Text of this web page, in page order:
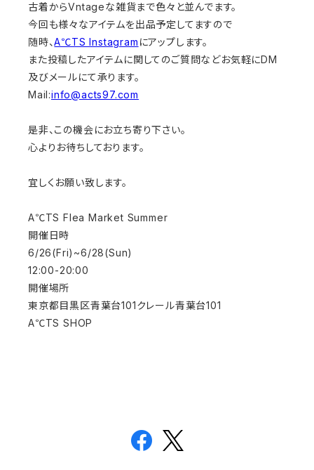
古着からVntageな雑貨まで色々と並んでます。
今回も様々なアイテムを出品予定してますので
随時、A℃TS Instagram にアップします。
また投稿したアイテムに関してのご質問などお気軽にDM
及びメールにて承ります。
Mail:info@acts97.com
是非、この機会にお立ち寄り下さい。
心よりお待ちしております。
宜しくお願い致します。
A℃TS Flea Market Summer
開催日時
6/26(Fri)~6/28(Sun)
12:00-20:00
開催場所
東京都目黒区青葉台101クレール青葉台101
A℃TS SHOP